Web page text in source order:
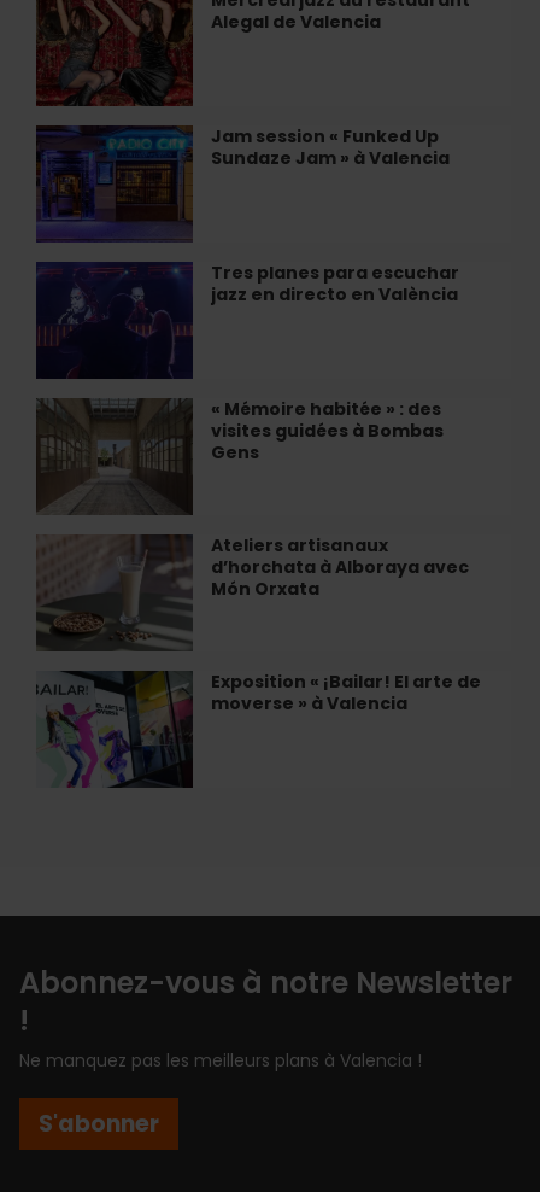
restaurant
Alegal
de
València
Alegal de Valencia
jazz
au
restaurant
Alegal
de
Valencia
Jam session « Funked Up
Sundaze Jam » à Valencia
Jam
session
«
Funked
Up
Sundaze
Jam
à
Valencia
Tres planes para escuchar
jazz en directo en València
Tres
planes
para
escuchar
jazz
en
en
València
« Mémoire habitée » : des
visites guidées à Bombas
Gens
«
Mémoire
habitée
:
des
guidées
à
Bombas
Ateliers artisanaux
d’horchata à Alboraya avec
Món Orxata
Ateliers
artisanaux
d’horchata
à
Alboraya
avec
Món
Orxata
Exposition « ¡Bailar! El arte de
moverse » à Valencia
Exposition
¡Bailar!
arte
Valencia
Abonnez-vous à notre Newsletter
!
Ne manquez pas les meilleurs plans à Valencia !
S'abonner